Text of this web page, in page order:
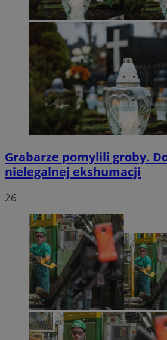
Grabarze pomylili groby.
nielegalnej ekshumacji
26